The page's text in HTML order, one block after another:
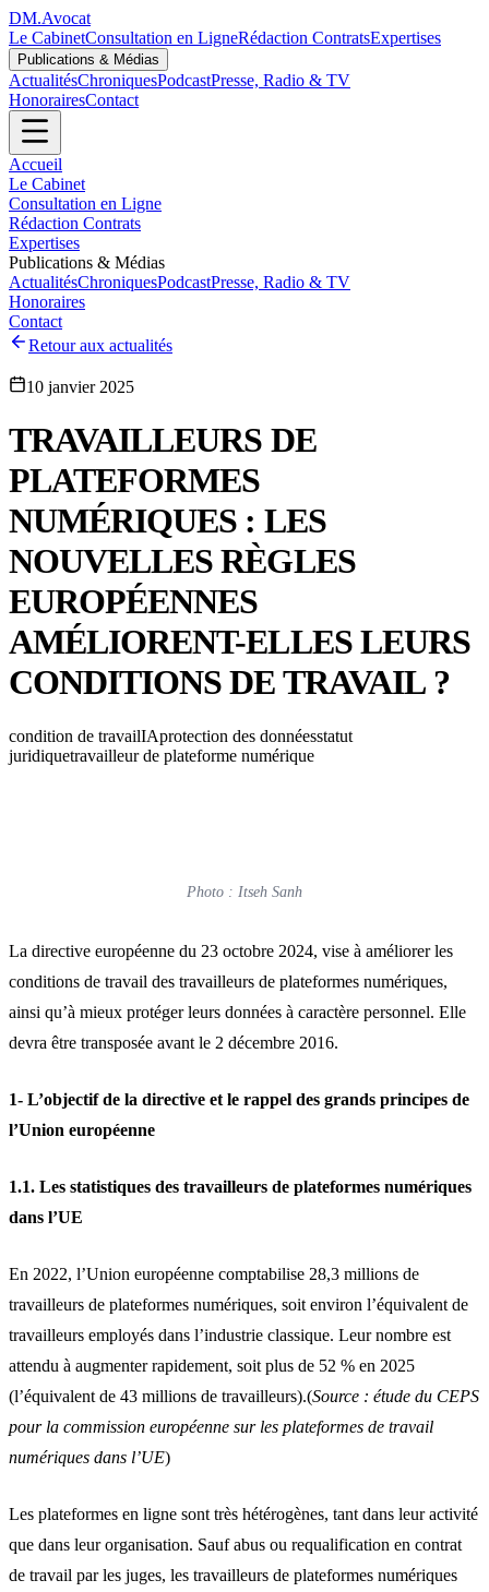
DM.Avocat
Le CabinetConsultation en LigneRédaction ContratsExpertises
Publications & Médias
ActualitésChroniquesPodcastPresse, Radio & TV
HonorairesContact
Accueil
Le Cabinet
Consultation en Ligne
Rédaction Contrats
Expertises
Publications & Médias
ActualitésChroniquesPodcastPresse, Radio & TV
Honoraires
Contact
Retour aux actualités
10 janvier 2025
TRAVAILLEURS DE
PLATEFORMES
NUMÉRIQUES : LES
NOUVELLES RÈGLES
EUROPÉENNES
AMÉLIORENT-ELLES LEURS
CONDITIONS DE TRAVAIL ?
condition de travailIAprotection des donnéesstatut
juridiquetravailleur de plateforme numérique
Photo : Itseh Sanh
La directive européenne du 23 octobre 2024, vise à améliorer les
conditions de travail des travailleurs de plateformes numériques,
ainsi qu’à mieux protéger leurs données à caractère personnel. Elle
devra être transposée avant le 2 décembre 2016.
1- L’objectif de la directive et le rappel des grands principes de
l’Union européenne
1.1. Les statistiques des travailleurs de plateformes numériques
dans l’UE
En 2022, l’Union européenne comptabilise 28,3 millions de
travailleurs de plateformes numériques, soit environ l’équivalent de
travailleurs employés dans l’industrie classique. Leur nombre est
attendu à augmenter rapidement, soit plus de 52 % en 2025
(l’équivalent de 43 millions de travailleurs).(Source : étude du CEPS
pour la commission européenne sur les plateformes de travail
numériques dans l’UE)
Les plateformes en ligne sont très hétérogènes, tant dans leur activité
que dans leur organisation. Sauf abus ou requalification en contrat
de travail par les juges, les travailleurs de plateformes numériques